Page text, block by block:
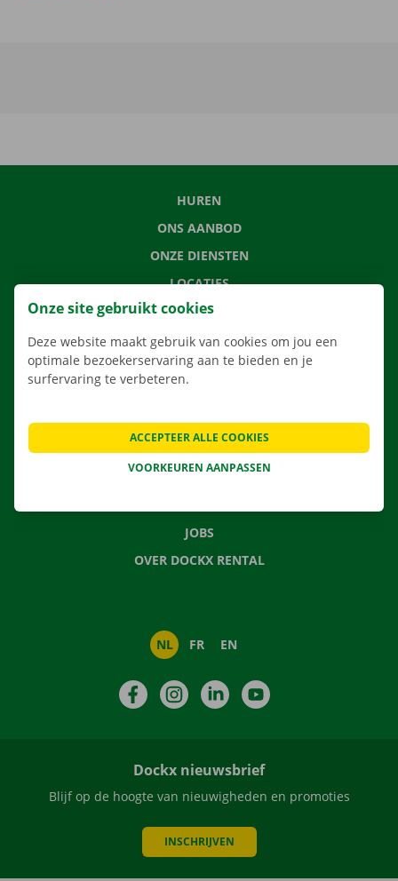
HUREN
ONS AANBOD
ONZE DIENSTEN
LOCATIES
APP
VERHUISOPLOSSINGEN
CONTACTEER ONS
VEELGESTELDE VRAGEN
NIEUWS
JOBS
OVER DOCKX RENTAL
NL FR EN
FacebookInstagramLinkedIn
Dockx nieuwsbrief
Blijf op de hoogte van nieuwigheden en promoties
INSCHRIJVEN
Onze site gebruikt cookies
Deze website maakt gebruik van cookies om jou een
optimale bezoekerservaring aan te bieden en je
surfervaring te verbeteren.
VOORKEUREN AANPASSEN
ACCEPTEER ALLE COOKIES